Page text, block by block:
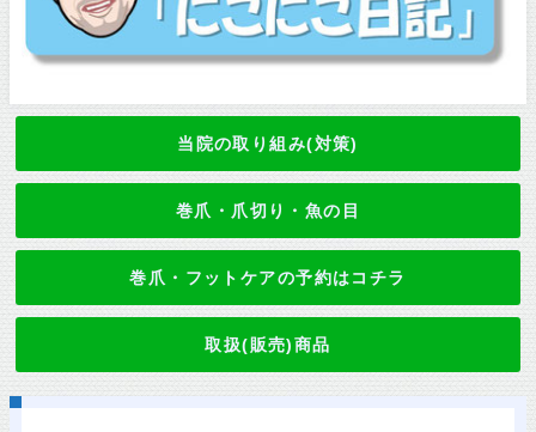
当院の取り組み(対策)
巻爪・爪切り・魚の目
巻爪・フットケアの予約はコチラ
取扱(販売)商品